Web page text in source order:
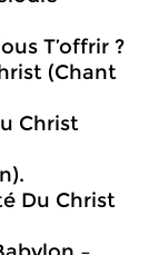
T’offrir ?
(Chant
Christ
Du Christ